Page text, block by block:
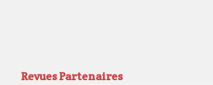
Revues Partenaires